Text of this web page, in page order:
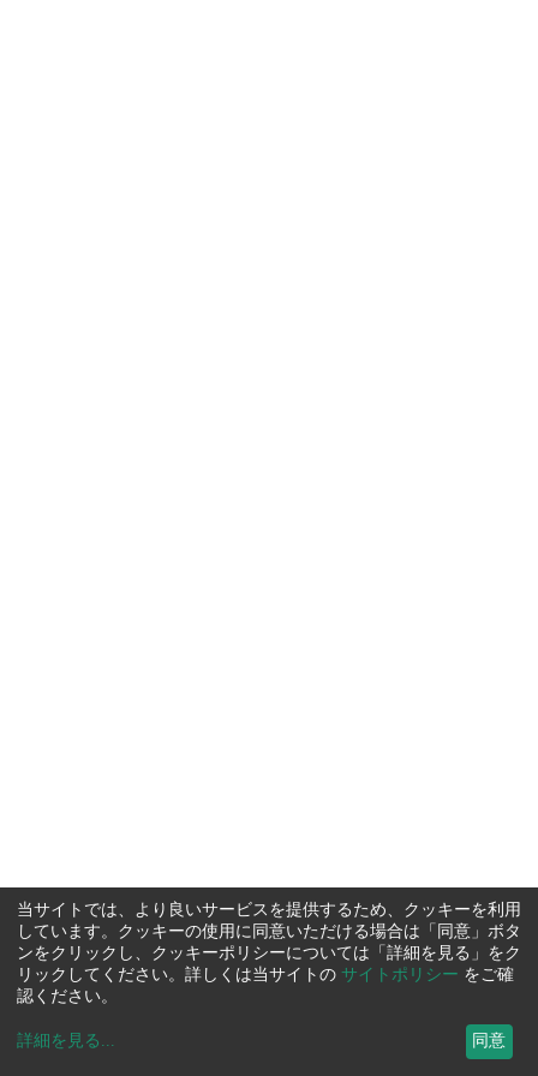
当サイトでは、より良いサービスを提供するため、クッキーを利用
しています。クッキーの使用に同意いただける場合は「同意」ボタ
ンをクリックし、クッキーポリシーについては「詳細を見る」をク
リックしてください。詳しくは当サイトの サイトポリシー をご確
認ください。
詳細を見る ... 同意